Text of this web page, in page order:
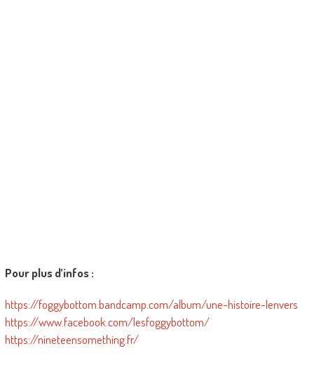
Pour plus d’infos :
https://foggybottom.bandcamp.com/album/une-histoire-lenvers
https://www.facebook.com/lesfoggybottom/
https://nineteensomething.fr/